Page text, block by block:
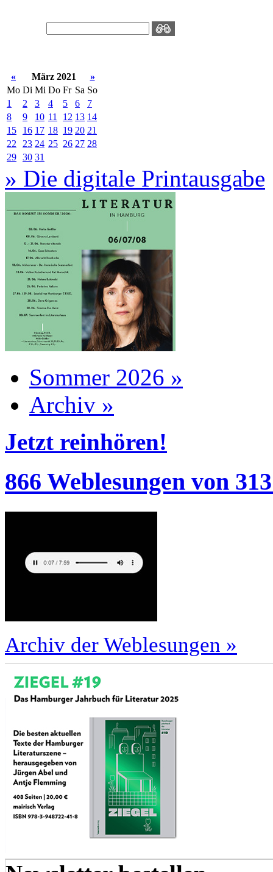
« März 2021
»
Mo Di Mi Do Fr Sa So
1
2 3 4 5 6
7
8
9 10 11 12 13 14
15
16 17 18 19 20 21
22
23 24 25 26 27 28
29 30 31
» Die digitale Printausgabe
Sommer 2026 »
Archiv »
Jetzt reinhören!
866 Weblesungen von
Archiv der Weblesungen »